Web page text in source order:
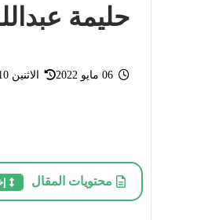
حليمة
الاثنين 10 مارس 2025
محتويات المقال